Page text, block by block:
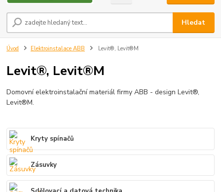
Hledat
Úvod Elektroinstalace ABB Levit®, Levit®M
Levit®, Levit®M
Domovní elektroinstalační materiál firmy ABB - design Levit®,
Levit®M.
Kryty spínačů
Zásuvky